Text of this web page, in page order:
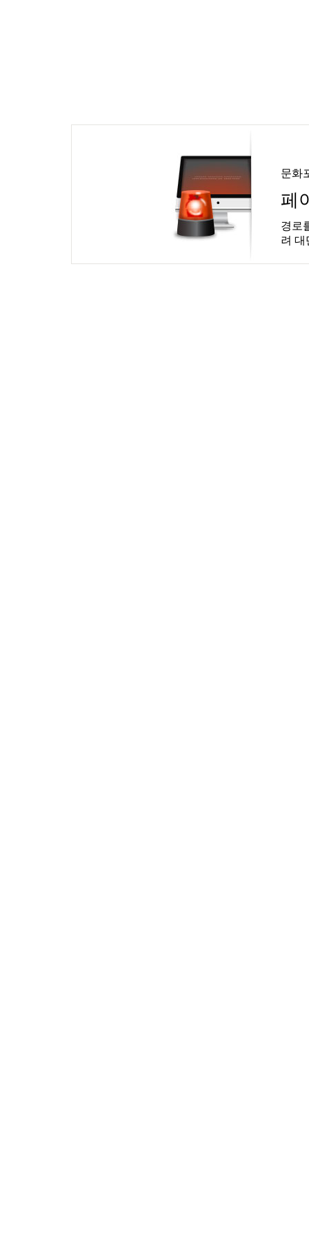
문화
페
경로
려 대